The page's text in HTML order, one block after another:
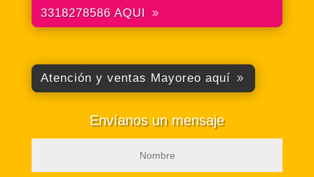
3318278586 AQUI
Atención y ventas Mayoreo aquí
Envíanos un mensaje